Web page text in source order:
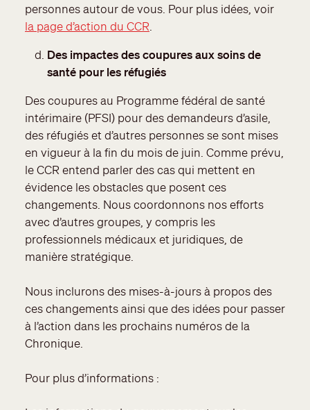
personnes autour de vous. Pour plus idées, voir
la page d’action du CCR.
Des impactes des coupures aux soins de
santé pour les réfugiés
Des coupures au Programme fédéral de santé
intérimaire (PFSI) pour des demandeurs d’asile,
des réfugiés et d’autres personnes se sont mises
en vigueur à la fin du mois de juin. Comme prévu,
le CCR entend parler des cas qui mettent en
évidence les obstacles que posent ces
changements. Nous coordonnons nos efforts
avec d’autres groupes, y compris les
professionnels médicaux et juridiques, de
manière stratégique.
Nous inclurons des mises-à-jours à propos des
ces changements ainsi que des idées pour passer
à l’action dans les prochains numéros de la
Chronique.
Pour plus d’informations :